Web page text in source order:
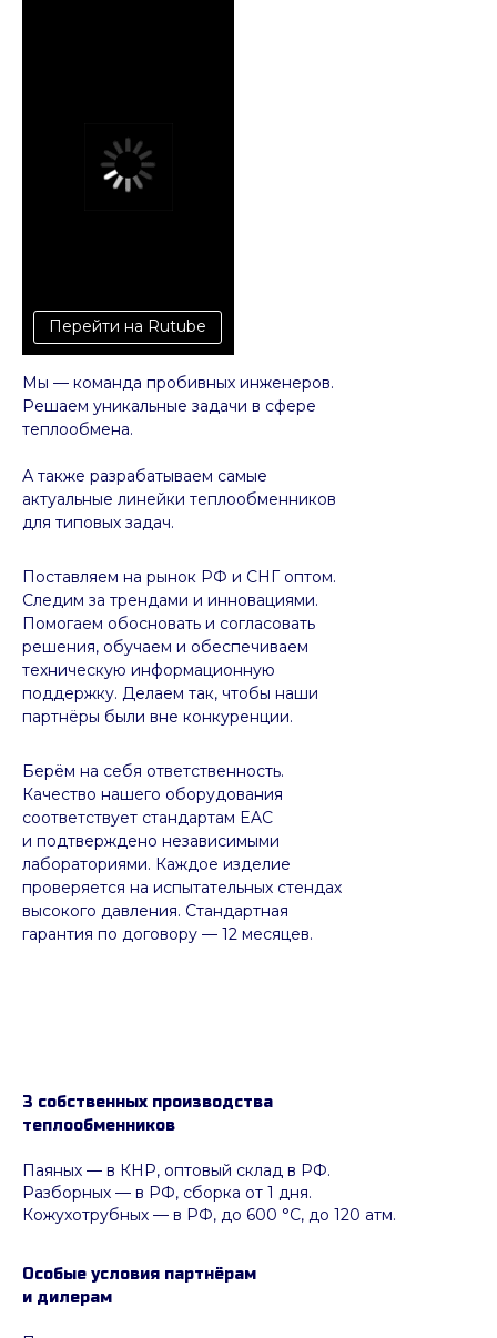
Мы — команда пробивных инженеров.
Решаем уникальные задачи в сфере
теплообмена.
А также разрабатываем самые
актуальные линейки теплообменников
для типовых задач.
Берём на себя ответственность.
Качество нашего оборудования
соответствует стандартам EAC
и подтверждено независимыми
лабораториями. Каждое изделие
проверяется на испытательных стендах
высокого давления. Стандартная
гарантия по договору — 12 месяцев.
Поставляем на рынок РФ и СНГ оптом.
Следим за трендами и инновациями.
Помогаем обосновать и согласовать
решения, обучаем и обеспечиваем
техническую информационную
поддержку. Делаем так, чтобы наши
партнёры были вне конкуренции.
Перейти на Rutube
3 собственных производства
теплообменников
Паяных — в КНР, оптовый склад в РФ.
Разборных — в РФ, сборка от 1 дня.
Кожухотрубных — в РФ, до 600 °C, до 120 атм.
Особые условия партнёрам
и дилерам